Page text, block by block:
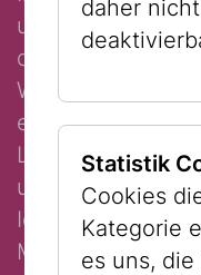
und israelischen
diplomatische
Werk
einzigartigen
Logik von
und stattdessen
Identität
Menschlichkeit
daher nicht
Statistik
Cookies
Kategorie
es uns,